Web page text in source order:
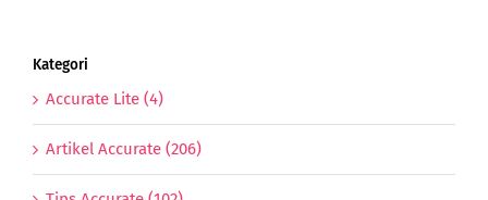
Kategori
Accurate Lite (4)
Artikel Accurate (206)